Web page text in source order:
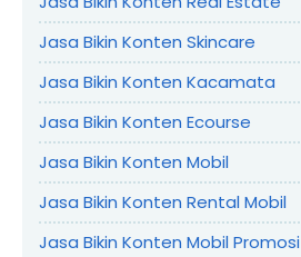
Jasa Bikin Konten Skincare
Jasa Bikin Konten Kacamata
Jasa Bikin Konten Ecourse
Jasa Bikin Konten Mobil
Jasa Bikin Konten Rental Mobil
Jasa Bikin Konten Mobil Promosi